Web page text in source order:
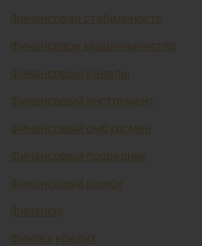
Финансовая стабильность
Финансовое мошенничество
Финансовые каналы
Финансовый инструмент
Финансовый омбудсмен
Финансовый посредник
Финансовый рынок
Финансы
Финтех-кредит